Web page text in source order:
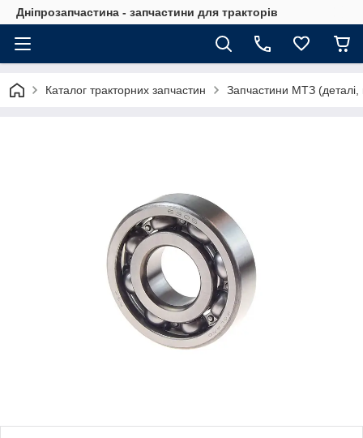
Дніпрозапчастина - запчастини для тракторів
Каталог тракторних запчастин Запчастини МТЗ (деталі,